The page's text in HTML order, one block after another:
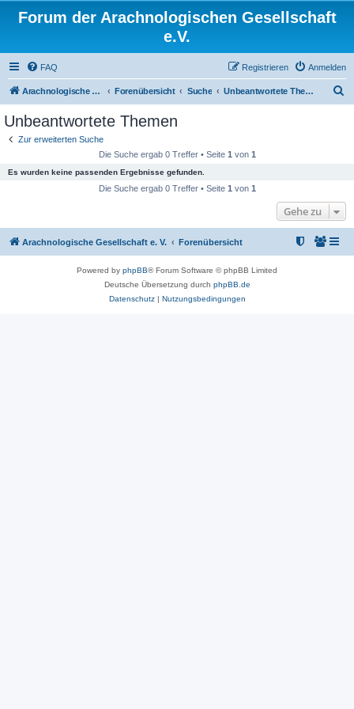
Forum der Arachnologischen Gesellschaft
e.V.
FAQ Anmelden
Registrieren
Arachnologische Gesellschaft e. V. Forenübersicht Suche Unbeantwortete Themen
Unbeantwortete Themen
Zur erweiterten Suche
Die Suche ergab 0 Treffer • Seite 1 von 1
Es wurden keine passenden Ergebnisse gefunden.
Die Suche ergab 0 Treffer • Seite 1 von 1
Gehe zu
Arachnologische Gesellschaft e. V. Forenübersicht
Powered by phpBB® Forum Software © phpBB Limited
Deutsche Übersetzung durch phpBB.de
Datenschutz| Nutzungsbedingungen